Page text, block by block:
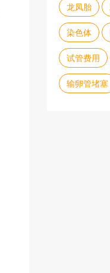
龙凤胎
染色体
试管费用
输卵管堵塞